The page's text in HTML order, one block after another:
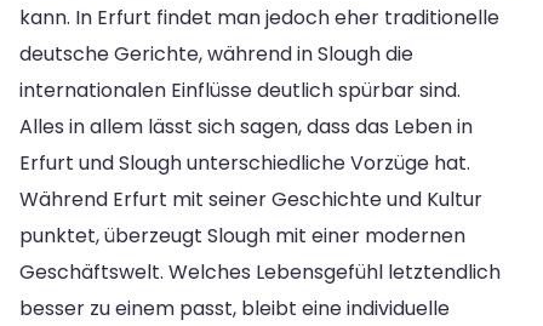
kann. In Erfurt findet man jedoch eher traditionelle
deutsche Gerichte, während in Slough die
internationalen Einflüsse deutlich spürbar sind.
Alles in allem lässt sich sagen, dass das Leben in
Erfurt und Slough unterschiedliche Vorzüge hat.
Während Erfurt mit seiner Geschichte und Kultur
punktet, überzeugt Slough mit einer modernen
Geschäftswelt. Welches Lebensgefühl letztendlich
besser zu einem passt, bleibt eine individuelle